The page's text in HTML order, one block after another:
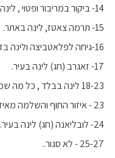
14- ביקור במריבור ופטוי , לינה בתרמה צאטז.
15- תרמה צאטז, לינה באתר.
16-גיחה לפלאטביצה ולינה בזאגרב( חג סוכות)
17- זאגרב (חג) לינה בעיר.
18-23 לינה בבלד , כל מה שמסביב...
23 - איזור החוף והשלמה מאיזור המערות לינה בלובליאנה( חג שני)
24- לובליאנה (חג) לינה בעיר.
25-27 - לא סגור..